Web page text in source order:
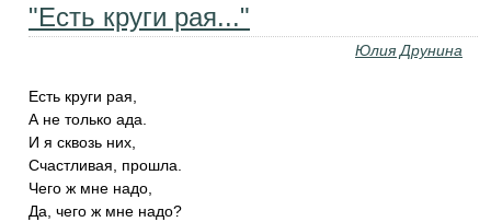
"Есть круги рая..."
Юлия Друнина
Есть круги рая,
А не только ада.
И я сквозь них,
Счастливая, прошла.
Чего ж мне надо,
Да, чего ж мне надо?